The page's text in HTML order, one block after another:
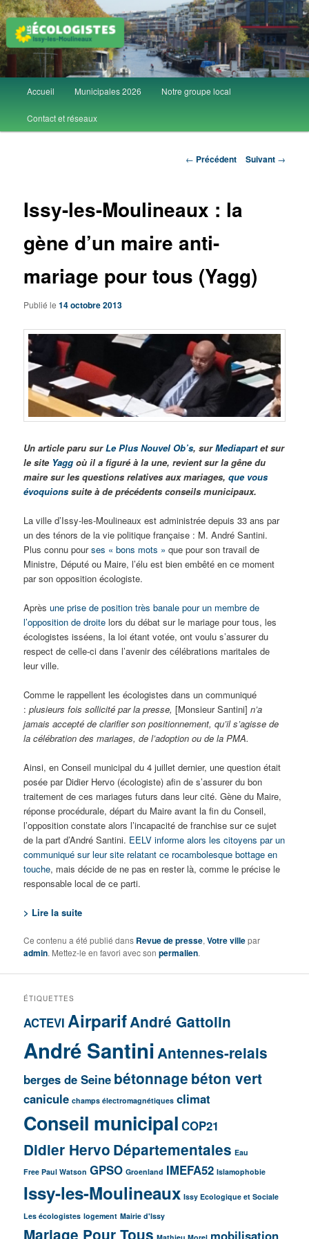
Aller
au
contenu
principalLes Écolos d'Issy
Groupe local Les Écologistes d'Issy-les-Moulineaux
principal
Accueil Municipales 2026 Notre groupe local
Contact et réseaux
Navigation
← Précédent Suivant →
Issy-les-Moulineaux : la
gène d’un maire anti-
mariage pour tous (Yagg)
Publié le14 octobre 2013
Un article paru surLe Plus Nouvel Ob’s, surMediapartet sur
le site Yagg où il a figuré à la une, revient sur la gêne du
maire sur les questions relatives aux mariages,que vous
évoquions suite à de précédents conseils municipaux.
La ville d’Issy-les-Moulineaux est administrée depuis 33 ans par
un des ténors de la vie politique française : M. André Santini.
Plus connu pourses « bons mots » que pour son travail de
Ministre, Député ou Maire, l’élu est bien embêté en ce moment
par son opposition écologiste.
Aprèsune prise de position très banale pour un membre de
l’opposition de droite lors du débat sur le mariage pour tous, les
écologistes isséens, la loi étant votée, ont voulu s’assurer du
respect de celle-ci dans l’avenir des célébrations maritales de
leur ville.
Comme le rappellent les écologistes dans un communiqué
:plusieurs fois sollicité par la presse, [Monsieur Santini]n’a
jamais accepté de clarifier son positionnement, qu’il s’agisse de
la célébration des mariages, de l’adoption ou de la PMA.
Ainsi, en Conseil municipal du 4 juillet dernier, une question était
posée par Didier Hervo (écologiste) afin de s’assurer du bon
traitement de ces mariages futurs dans leur cité. Gène du Maire,
réponse procédurale, départ du Maire avant la fin du Conseil,
l’opposition constate alors l’incapacité de franchise sur ce sujet
de la part d’André Santini. EELV informe alors les citoyens par un
communiqué sur leur site relatant ce rocambolesque bottage en
touche, mais décide de ne pas en rester là, comme le précise le
responsable local de ce parti.
> Lire la suite
Ce contenu a été publié dans Revue de presse,Votre villepar
admin. Mettez-le en favori avec sonpermalien.
ÉTIQUETTES
ACTEVI AirparifAndré Gattolin
André Santini Antennes-relais
berges de Seine bétonnage béton vert
canicule champs électromagnétiques climat
Conseil municipal COP21
Didier Hervo Départementales Eau
Free Paul Watson GPSO Groenland IMEFA52 Islamophobie
Issy-les-Moulineaux Issy Ecologique et Sociale
Les écologistes logement Mairie d'Issy
Mariage Pour Tous mobilisation